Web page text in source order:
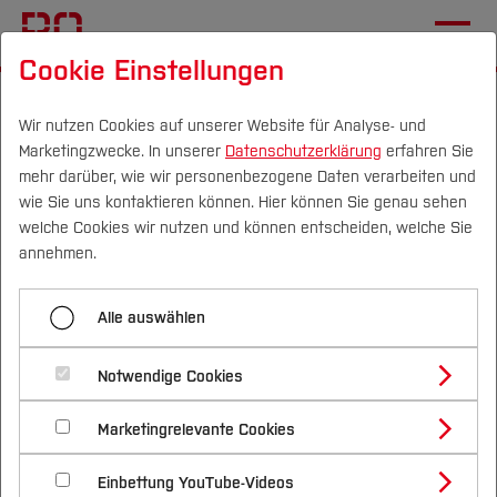
Campus Personen DE|EN Quicklinks
Studium
Studienangebote
Bachelorstudiengänge
Masterstudiengänge
Vor dem Studium
Bewerben & Einschreiben
Bewerbungsportal
Im Studium
Studienbüros und Prüfungen
Nach dem Studium
Forschung & Transfer
Profil
Forschungs- und Transferprofil
Schwerpunkte (FuT)
Beratung & Förderung
Nachhaltigkeit
Nachhaltigkeit studieren
International
BACKCamPAIN - Studie 2
Menü aufklappen
Back Pain
BACKCamPAIN - Studie 1
BACKCamPAIN - Studie 2
BACKCamPAIN - Studie 3
BACKCamPAIN –
Promotionsprojekt zur
Aufklärung über
Rückenschmerzen - Studie
Cookie Einstellungen
Wir nutzen Cookies auf unserer Website für Analyse- und
Marketingzwecke. In unserer Datenschutzerklärung erfahren Sie
mehr darüber, wie wir personenbezogene Daten verarbeiten und
wie Sie uns kontaktieren können. Hier können Sie genau sehen
welche Cookies wir nutzen und können entscheiden, welche Sie
annehmen.
Alle auswählen
Notwendige Cookies
Marketingrelevante Cookies
Einbettung YouTube-Videos